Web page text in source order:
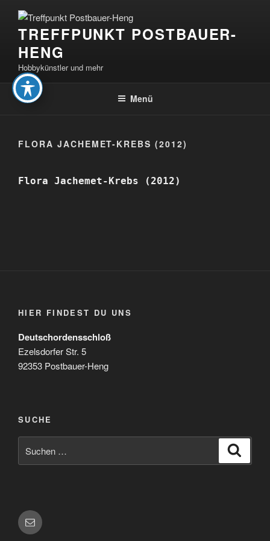
Inhalt
springenTREFFPUNKT POSTBAUER-
HENG
Hobbykünstler und mehr
Menü
FLORA JACHEMET-KREBS (2012)
Flora Jachemet-Krebs (2012)
HIER FINDEST DU UNS
Deutschordensschloß
Ezelsdorfer Str. 5
92353 Postbauer-Heng
SUCHE
nach:
E-
Mail